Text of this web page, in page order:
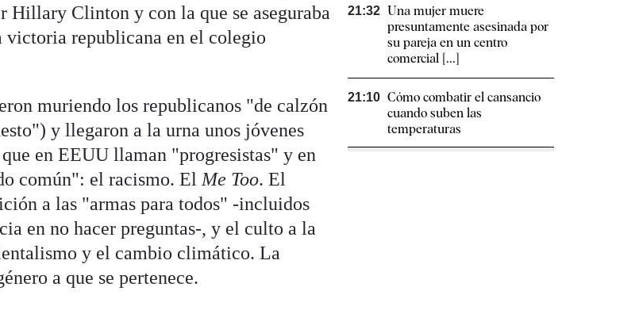
Hillary Clinton y con la que se aseguraba
victoria republicana en el colegio
muriendo los republicanos "de calzón
y llegaron a la urna unos jóvenes
en EEUU llaman "progresistas" y en
común": el racismo. El Me Too. El
a las "armas para todos" -incluidos
en no hacer preguntas-, y el culto a la
y el cambio climático. La
a que se pertenece.
21:32 Una mujer muere
presuntamente asesinada por
su pareja en un centro
comercial [...]
21:10 Cómo combatir el cansancio​
cuando suben las
temperaturas